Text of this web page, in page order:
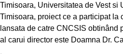
Timisoara, Universitatea de Vest si
Timisoara, proiect ce a participat la
lansata de catre CNCSIS obtinând
al carui director este Doamna Dr.